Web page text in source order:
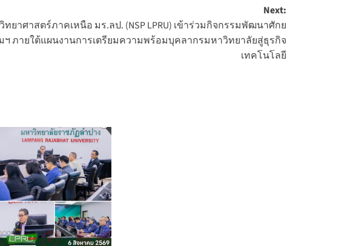
Next:
ยาศาสตร์ภาคเหนือ มร.ลป. (NSP LPRU) เข้าร่วมกิจกรรมพัฒนาศักย
ภายใต้แผนงานการเตรียมความพร้อมบุคลากรมหาวิทยาลัยสู่ธุรกิจ
เทคโนโลยี